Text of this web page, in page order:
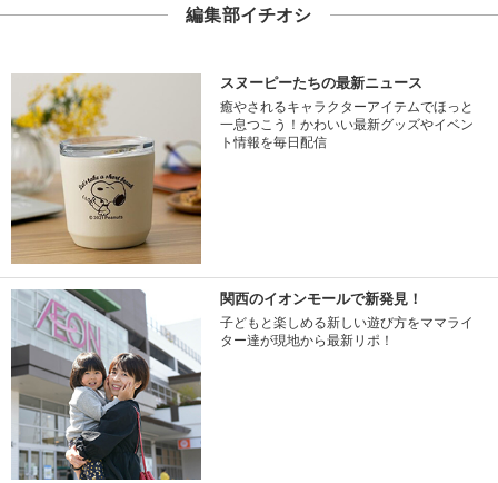
編集部イチオシ
スヌーピーたちの最新ニュース
癒やされるキャラクターアイテムでほっと
一息つこう！かわいい最新グッズやイベン
ト情報を毎日配信
関西のイオンモールで新発見！
子どもと楽しめる新しい遊び方をママライ
ター達が現地から最新リポ！